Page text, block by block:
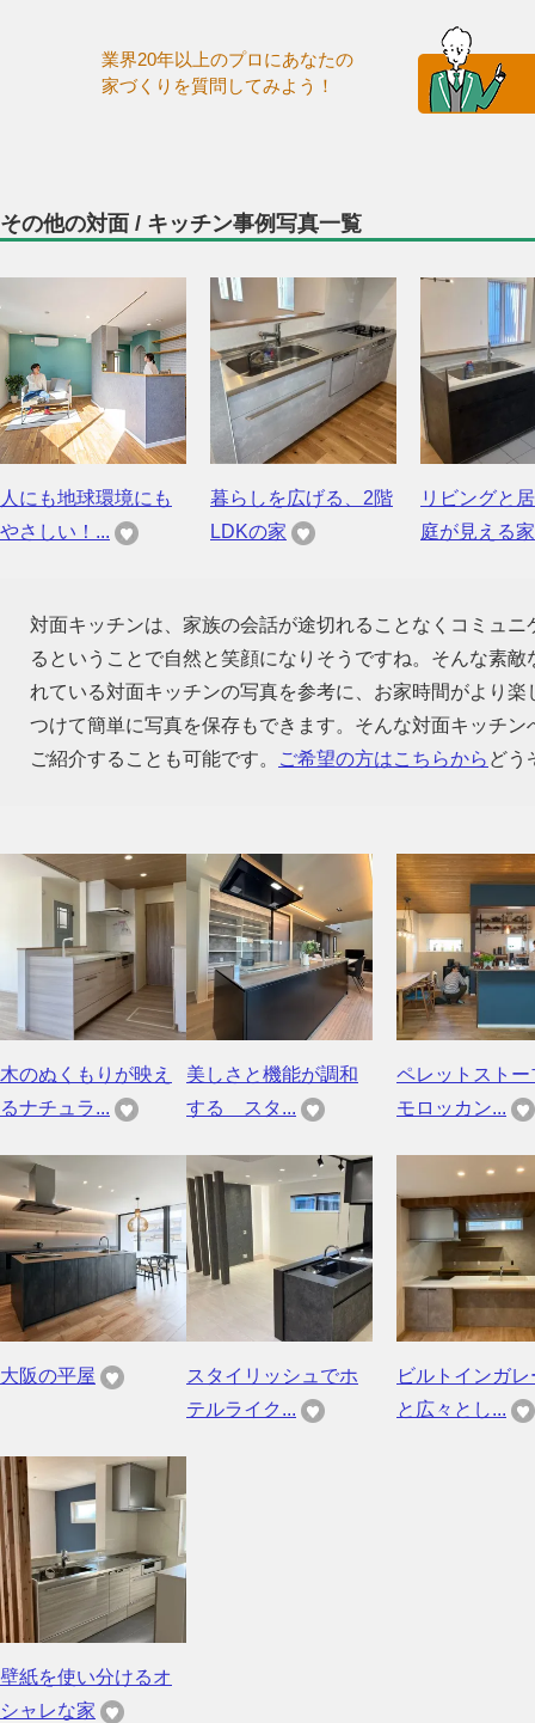
業界20年以上のプロにあなたの
家づくりを質問してみよう！
その他の対面 / キッチン事例写真一覧
人にも地球環境にも
やさしい！...
暮らしを広げる、2階
LDKの家
リビングと
庭が見える家
対面キッチンは、家族の会話が途切れることなくコミュ
るということで自然と笑顔になりそうですね。そんな素
れている対面キッチンの写真を参考に、お家時間がより
つけて簡単に写真を保存もできます。そんな対面キッチ
ご紹介することも可能です。
ご希望の方はこちらから どう
木のぬくもりが映え
るナチュラ...
美しさと機能が調和
する スタ...
ペレットストー
モロッカン...
大阪の平屋
スタイリッシュでホ
テルライク...
ビルトインガレ
と広々とし...
壁紙を使い分けるオ
シャレな家